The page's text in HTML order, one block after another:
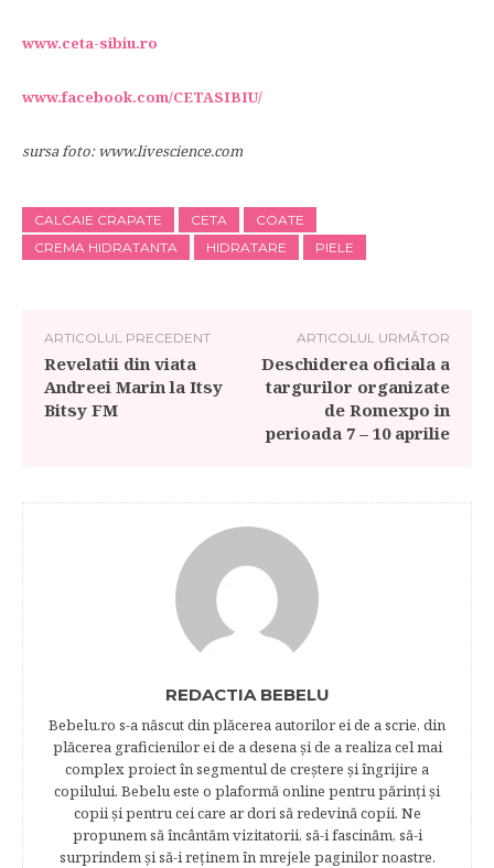
www.ceta-sibiu.ro
www.facebook.com/CETASIBIU/
sursa foto:www.livescience.com
CALCAIE CRAPATE CETA
COATE
CREMA HIDRATANTA
HIDRATARE PIELE
ARTICOLUL PRECEDENT
Revelatii din viata
Andreei Marin la Itsy
Bitsy FM
ARTICOLUL URMĂTOR
Deschiderea oficiala a
targurilor organizate
de Romexpo in
perioada 7 – 10 aprilie
REDACTIA BEBELU
Bebelu.ro s-a născut din plăcerea autorilor ei de a scrie, din
plăcerea graficienilor ei de a desena şi de a realiza cel mai
complex proiect în segmentul de creştere şi îngrijire a
copilului. Bebelu este o plaformă online pentru părinţi şi
copii şi pentru cei care ar dori să redevină copii. Ne
propunem să încântăm vizitatorii, să-i fascinăm, să-i
surprindem şi să-i reţinem în mrejele paginilor noastre.​